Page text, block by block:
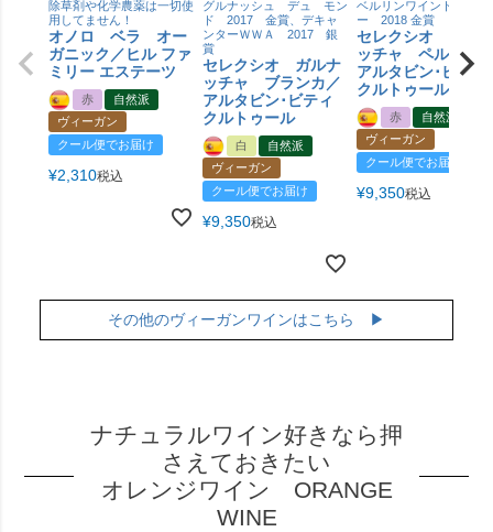
除草剤や化学農薬は一切使
用してません！
オノロ ベラ オー
ガニック／ヒル ファ
ミリー エステーツ
赤
自然派
ヴィーガン
クール便でお届け
¥2,310税込
グルナッシュ デュ モン
ド 2017 金賞、デキャ
ンターＷＷＡ 2017 銀
賞
セレクシオ ガルナ
ッチャ ブランカ／
アルタビン･ビティ
クルトゥール
白
自然派
ヴィーガン
クール便でお届け
¥9,350税込
ベルリンワイントロフィ
ー 2018 金賞
セレクシオ ガル
ッチャ ペルーダ
アルタビン･ビティ
クルトゥール
赤
自然派
ヴィーガン
クール便でお届け
¥9,350税込
その他のヴィーガンワインはこちら ▶
ナチュラルワイン好きなら押
さえておきたい
オレンジワイン ORANGE
WINE